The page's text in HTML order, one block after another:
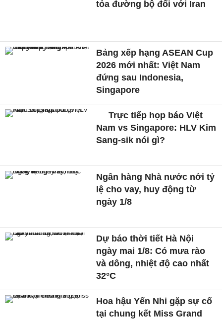
tỏa đường bộ đối với Iran
Bảng xếp hạng ASEAN Cup
2026 mới nhất: Việt Nam
đứng sau Indonesia,
Singapore
Trực tiếp họp báo Việt
Nam vs Singapore: HLV Kim
Sang-sik nói gì?
Ngân hàng Nhà nước nới tỷ
lệ cho vay, huy động từ
ngày 1/8
Dự báo thời tiết Hà Nội
ngày mai 1/8: Có mưa rào
và dông, nhiệt độ cao nhất
32°C
Hoa hậu Yến Nhi gặp sự cố
tại chung kết Miss Grand